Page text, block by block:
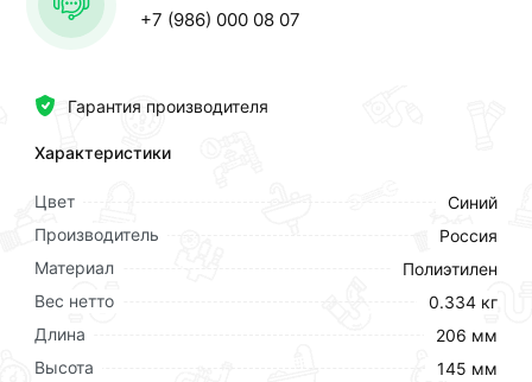
Гарантия производителя
Характеристики
Цвет
Синий
Производитель
Россия
Материал
Полиэтилен
Вес нетто
0.334 кг
Длина
206 мм
Высота
145 мм
+7 (986) 000 08 07